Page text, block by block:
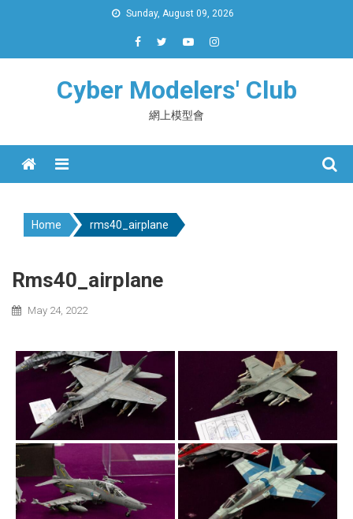
Sunday, August 09, 2026
Cyber Modelers' Club
網上模型會
Menu
Home rms40_airplane
Rms40_airplane
May 24, 2022